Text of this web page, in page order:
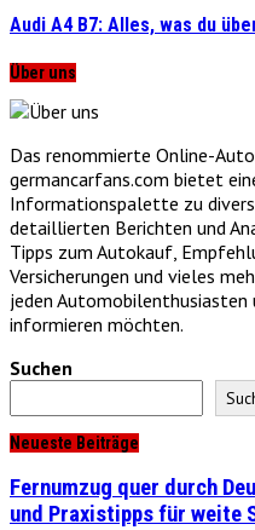
Audi A4 B7: Alles, was du
Über uns
Das renommierte Online-
germancarfans.com bietet
Informationspalette zu
detaillierten Berichten und
Tipps zum Autokauf,
Versicherungen und vieles
jeden Automobilenthusiasten
informieren möchten.
Suchen
Neueste Beiträge
Fernumzug quer durch
und Praxistipps für weite